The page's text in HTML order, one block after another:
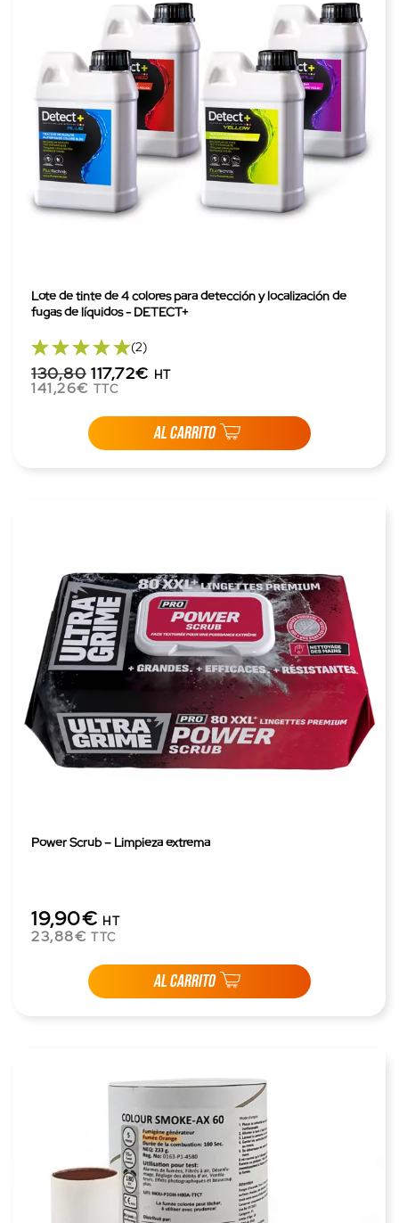
Lote de tinte de 4 colores para detección y localización de
fugas de líquidos - DETECT+
(2)
130,80 117,72€ HT
141,26€ TTC
AL CARRITO
Power Scrub – Limpieza extrema
19,90€ HT
23,88€ TTC
AL CARRITO